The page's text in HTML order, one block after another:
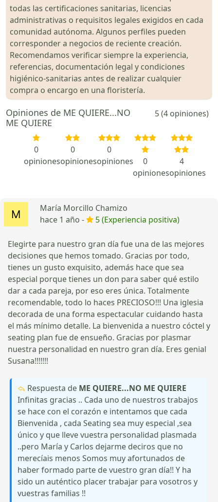
todas las certificaciones sanitarias, licencias
administrativas o requisitos legales exigidos en cada
comunidad autónoma. Algunos perfiles pueden
corresponder a negocios de reciente creación.
Recomendamos verificar siempre la experiencia,
referencias, documentación legal y condiciones
higiénico-sanitarias antes de realizar cualquier
compra o encargo en una floristería.
Opiniones de ME QUIERE...NO
ME QUIERE
5 (4 opiniones)
0
opiniones
0
opiniones
0
opiniones
0
opiniones
4
opiniones
María Morcillo Chamizo
hace 1 año -
5 (Experiencia positiva)
Elegirte para nuestro gran día fue una de las mejores
decisiones que hemos tomado. Gracias por todo,
tienes un gusto exquisito, además hace que sea
especial porque tienes un don para saber qué estilo
dar a cada pareja, por eso eres única. Totalmente
recomendable, todo lo haces PRECIOSO!!! Una iglesia
decorada de una forma espectacular cuidando hasta
el más mínimo detalle. La bienvenida a nuestro cóctel y
seating plan fue de ensueño. Gracias por plasmar
nuestra personalidad en nuestro gran día. Eres genial
Susana!!!!!!!
Respuesta de ME QUIERE...NO ME QUIERE
Infinitas gracias .. Cada uno de nuestros trabajos
se hace con el corazón e intentamos que cada
Bienvenida , cada Seating sea muy especial ,sea
único y que lleve vuestra personalidad plasmada
..pero María y Carlos dejarme deciros que no
merecíais menos Somos muy afortunados de
haber formado parte de vuestro gran día!! Y ha
sido un auténtico placer trabajar para vosotros y
vuestras familias !!